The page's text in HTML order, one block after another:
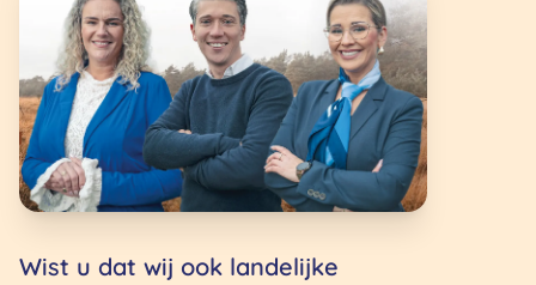
Wist u dat wij ook landelijke